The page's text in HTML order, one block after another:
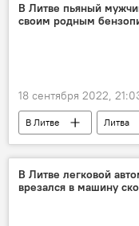
В Литве пьяный
своим родным
18 сентября 2022,
В Литве Литва
Происшествия
В Литве легковой
врезался в машину